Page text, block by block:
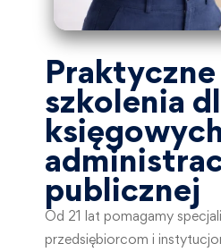
Praktyczne
szkolenia
publicznej
Od 21 lat pomagamy
przedsiębiorcom i